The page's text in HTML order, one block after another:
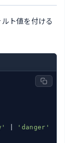
ト値を付ける
'danger'